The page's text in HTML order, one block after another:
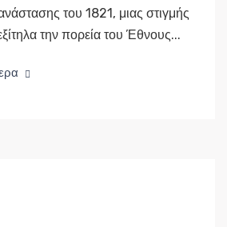
του 1821, μιας στιγμής
την πορεία του Έθνους...